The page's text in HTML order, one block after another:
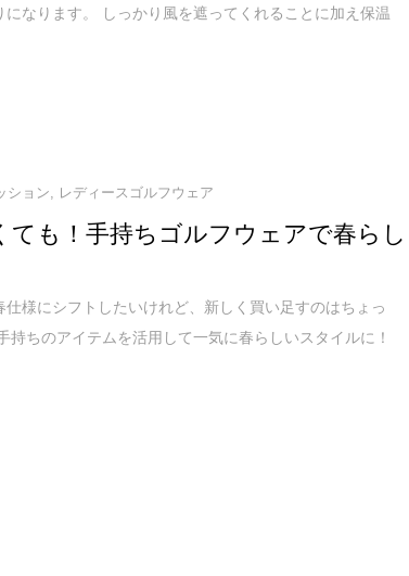
になります。 しっかり風を遮ってくれることに加え保温
ション, レディースゴルフウェア
ても！手持ちゴルフウェアで春らし
様にシフトしたいけれど、新しく買い足すのはちょっ
ちのアイテムを活用して一気に春らしいスタイルに！